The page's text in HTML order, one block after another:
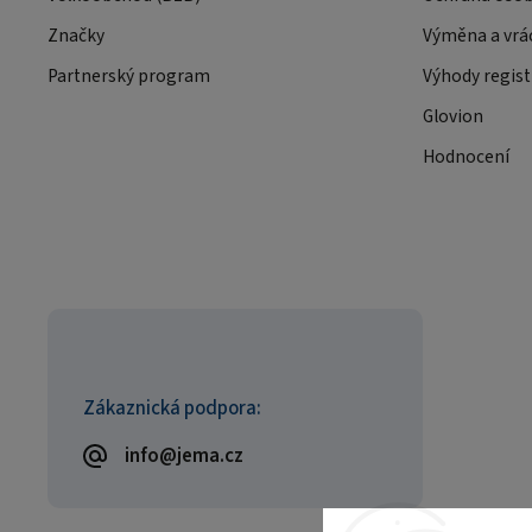
Zákaznická podpora:
info@jema.cz
Značky
Partnerský program
Výměna a
Výhody
Glovion
Hodnocení